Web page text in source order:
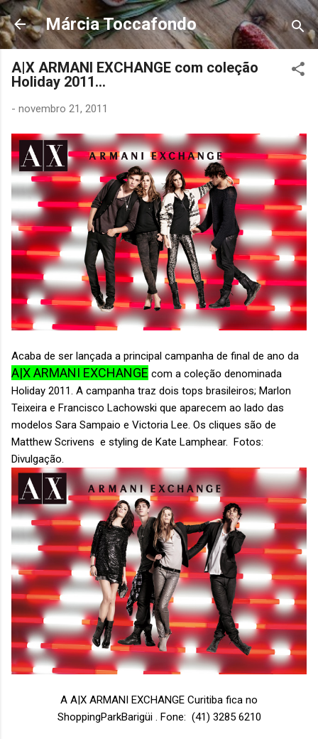
Pular para o conteúdo principal
Márcia Toccafondo
A|X ARMANI EXCHANGE com coleção
Holiday 2011...
- novembro 21, 2011
Acaba de ser lançada a principal campanha de final de ano da
A|X ARMANI EXCHANGE com a coleção denominada
Holiday 2011. A campanha traz dois tops brasileiros; Marlon
Teixeira e Francisco Lachowski que aparecem ao lado das
modelos Sara Sampaio e Victoria Lee. Os cliques são de
Matthew Scrivens e styling de Kate Lamphear. Fotos:
Divulgação.
A A|X ARMANI EXCHANGE Curitiba fica no
ShoppingParkBarigüi . Fone: (41) 3285 6210